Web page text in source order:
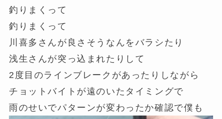
釣りまくって
釣りまくって
川喜多さんが良さそうなんをバラシたり
浅生さんが突っ込まれたりして
2度目のラインブレークがあったりしながら
チョットバイトが遠のいたタイミングで
雨のせいでパターンが変わったか確認で僕も